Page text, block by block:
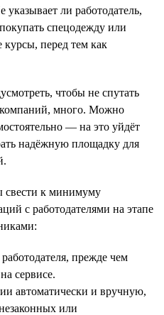
ли работодатель,
спецодежду или
курсы, перед тем как
чтобы не спутать
много. Можно
— на это уйдёт
надёжную площадку для
свести к минимуму
с работодателями на этапе
прежде чем
сервисе.
автоматически и вручную,
или